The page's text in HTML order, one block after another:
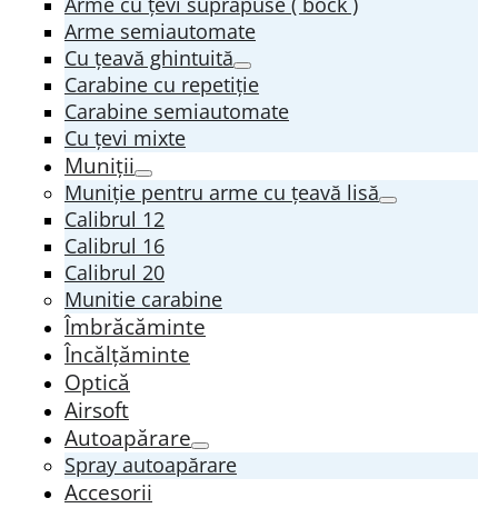
Arme semiautomate
Cu țeavă ghintuită
Carabine cu repetiție
Carabine semiautomate
Cu țevi mixte
Muniții
Muniție pentru arme cu țeavă lisă
Calibrul 12
Calibrul 16
Calibrul 20
Munitie carabine
Îmbrăcăminte
Încălțăminte
Optică
Airsoft
Autoapărare
Spray autoapărare
Accesorii